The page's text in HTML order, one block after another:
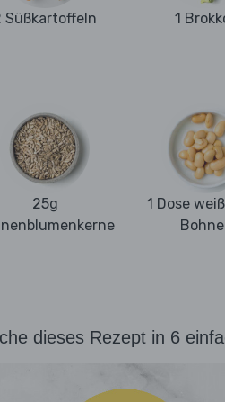
Süßkartoffeln 1
25g
1 Dose
dieses Rezept in 6